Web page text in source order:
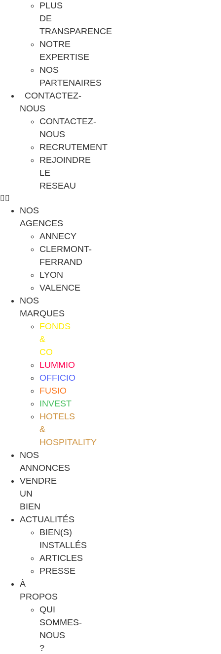
PLUS
DE
TRANSPARENCE
NOTRE
EXPERTISE
NOS
PARTENAIRES
CONTACTEZ-
NOUS
CONTACTEZ-
NOUS
RECRUTEMENT
REJOINDRE
LE
RESEAU
NOS
AGENCES
ANNECY
CLERMONT-
FERRAND
LYON
VALENCE
NOS
MARQUES
FONDS
&
CO
LUMMIO
OFFICIO
FUSIO
INVEST
HOTELS
&
HOSPITALITY
NOS
ANNONCES
VENDRE
UN
BIEN
ACTUALITÉS
BIEN(S)
INSTALLÉS
ARTICLES
PRESSE
À
PROPOS
QUI
SOMMES-
NOUS
?